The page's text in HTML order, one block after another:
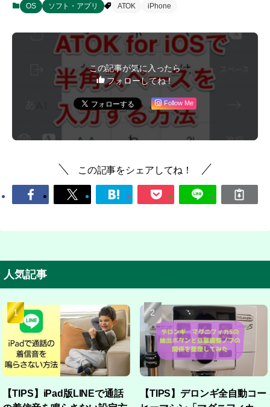
OS ソフト・アプリ ATOK iPhone
この記事が気に入ったら
フォローしてね！
Follow Me
この記事をシェアしてね！
人気記事
【TIPS】iPad版LINEで通話
【TIPS】デロンギ全自動コー